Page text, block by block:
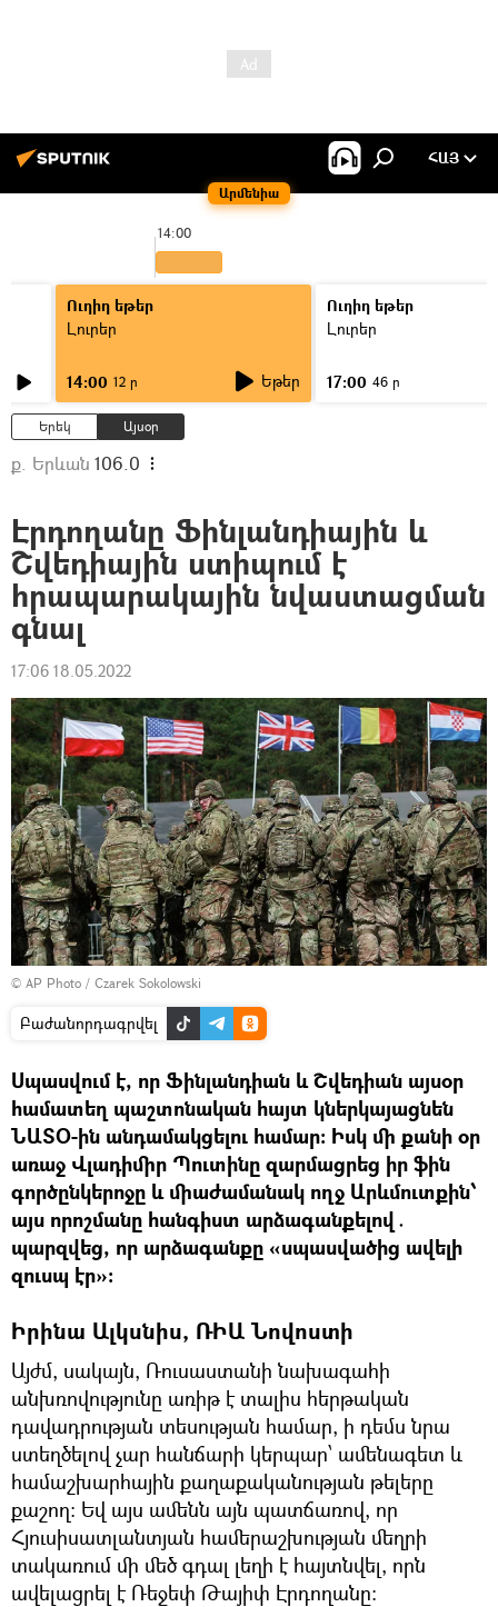
Արմենիա
ՀԱՅ
14:00
Ուղիղ եթեր
Լուրեր
14:00 12 ր Եթեր
Ուղիղ եթեր
Լուրեր
17:00 46 ր
Երեկ Այսօր
ք. Երևան 106.0
Էրդողանը Ֆինլանդիային և
Շվեդիային ստիպում է
հրապարակային նվաստացման
գնալ
17:06 18.05.2022
© AP Photo / Czarek Sokolowski
Բաժանորդագրվել
Սպասվում է, որ Ֆինլանդիան և Շվեդիան այսօր
համատեղ պաշտոնական հայտ կներկայացնեն
ՆԱՏՕ-ին անդամակցելու համար։ Իսկ մի քանի օր
առաջ Վլադիմիր Պուտինը զարմացրեց իր ֆին
գործընկերոջը և միաժամանակ ողջ Արևմուտքին՝
այս որոշմանը հանգիստ արձագանքելով․
պարզվեց, որ արձագանքը «սպասվածից ավելի
զուսպ էր»։
Իրինա Ալկսնիս, ՌԻԱ Նովոստի
Այժմ, սակայն, Ռուսաստանի նախագահի
անխռովությունը առիթ է տալիս հերթական
դավադրության տեսության համար, ի դեմս նրա
ստեղծելով չար հանճարի կերպար՝ ամենագետ և
համաշխարհային քաղաքականության թելերը
քաշող: Եվ այս ամենն այն պատճառով, որ
Հյուսիսատլանտյան համերաշխության մեղրի
տակառում մի մեծ գդալ լեղի է հայտնվել, որն
ավելացրել է Ռեջեփ Թայիփ Էրդողանը։